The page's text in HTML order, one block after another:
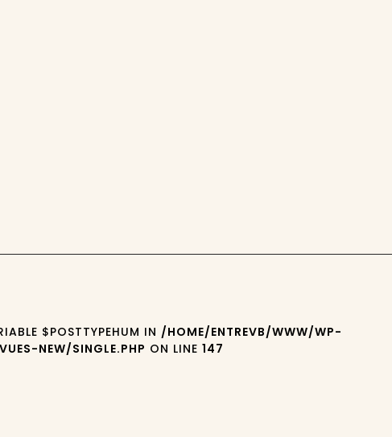
$POSTTYPEHUM IN /HOME/ENTREVB/WWW/WP-
NEW/SINGLE.PHP ON LINE147